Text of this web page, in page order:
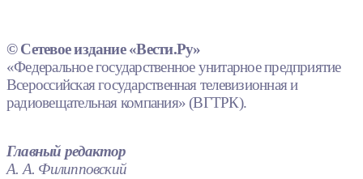
© Сетевое издание «Вести.Ру»
«Федеральное государственное унитарное предприятие
Всероссийская государственная телевизионная и
радиовещательная компания» (ВГТРК).
Главный редактор
А. А. Филипповский